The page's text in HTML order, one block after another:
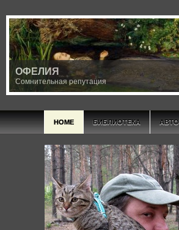
ОФЕЛИЯ
Сомнительная репутация
HOME БИБЛИОТЕКА